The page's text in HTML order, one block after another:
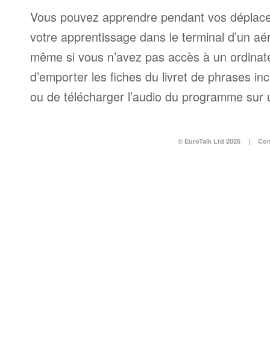
Vous pouvez apprendre pendant vos
votre apprentissage dans le terminal d’un
même si vous n’avez pas accès à un
d’emporter les fiches du livret de phrases
ou de télécharger l’audio du programme sur
© EuroTalk Ltd 2026 |